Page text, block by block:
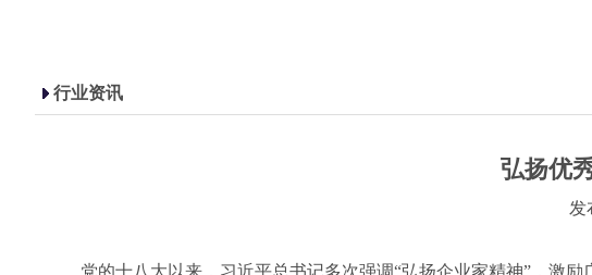
行业资讯
弘扬优
发
党的十八大以来，习近平总书记多次强调“弘扬企业家精神”，激励